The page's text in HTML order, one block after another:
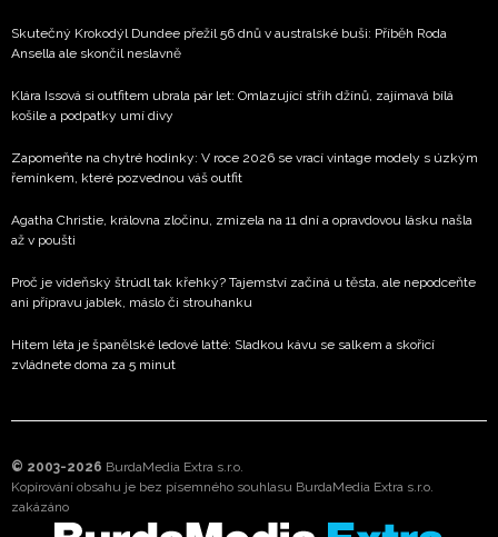
Skutečný Krokodýl Dundee přežil 56 dnů v australské buši: Příběh Roda
Ansella ale skončil neslavně
Klára Issová si outfitem ubrala pár let: Omlazující střih džínů, zajímavá bílá
košile a podpatky umí divy
Zapomeňte na chytré hodinky: V roce 2026 se vrací vintage modely s úzkým
řemínkem, které pozvednou váš outfit
Agatha Christie, královna zločinu, zmizela na 11 dní a opravdovou lásku našla
až v poušti
Proč je vídeňský štrúdl tak křehký? Tajemství začíná u těsta, ale nepodceňte
ani přípravu jablek, máslo či strouhanku
Hitem léta je španělské ledové latté: Sladkou kávu se salkem a skořicí
zvládnete doma za 5 minut
© 2003-2026 BurdaMedia Extra s.r.o.
Kopírování obsahu je bez písemného souhlasu BurdaMedia Extra s.r.o.
zakázáno